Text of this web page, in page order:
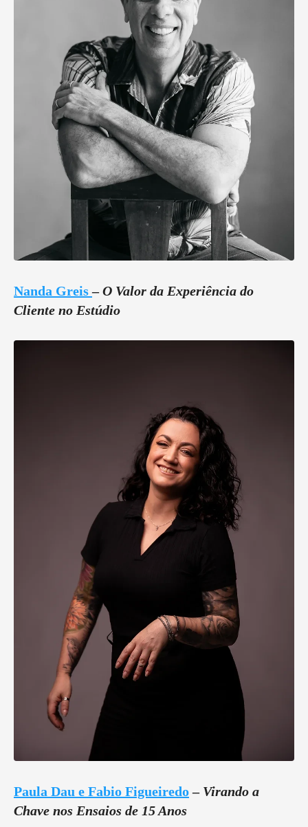
Nanda Greis–O Valor da Experiência do
Cliente no Estúdio
Paula Dau e Fabio Figueiredo– Virando a
Chave nos Ensaios de 15 Anos